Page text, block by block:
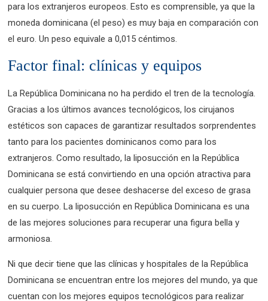
para los extranjeros europeos. Esto es comprensible, ya que la
moneda dominicana (el peso) es muy baja en comparación con
el euro. Un peso equivale a 0,015 céntimos.
Factor final: clínicas y equipos
La República Dominicana no ha perdido el tren de la tecnología.
Gracias a los últimos avances tecnológicos, los cirujanos
estéticos son capaces de garantizar resultados sorprendentes
tanto para los pacientes dominicanos como para los
extranjeros. Como resultado, la liposucción en la República
Dominicana se está convirtiendo en una opción atractiva para
cualquier persona que desee deshacerse del exceso de grasa
en su cuerpo. La liposucción en República Dominicana es una
de las mejores soluciones para recuperar una figura bella y
armoniosa.
Ni que decir tiene que las clínicas y hospitales de la República
Dominicana se encuentran entre los mejores del mundo, ya que
cuentan con los mejores equipos tecnológicos para realizar